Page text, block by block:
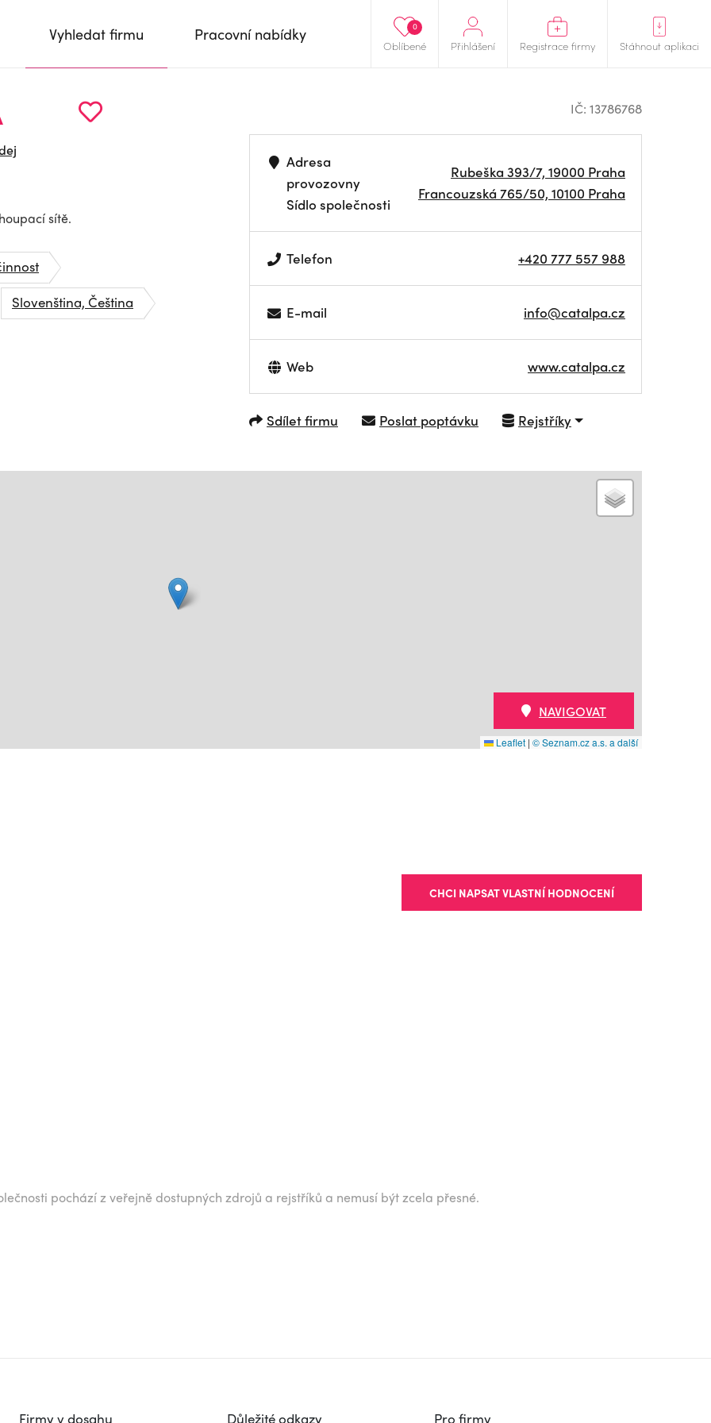
Oblíbené
0
Přihlášení Registrace firmy Stáhnout aplikaci
Vyhledat firmu Pracovní nabídky
sítě.
Slovenština, Čeština
IČ: 13786768
Adresa
provozovny
Sídlo společnosti
Rubeška 393/7, 19000 Praha
Francouzská 765/50, 10100 Praha
Telefon +420 777 557 988
E-mail info@catalpa.cz
Web www.catalpa.cz
Sdílet firmu Poslat poptávku Rejstříky
Leaflet | © Seznam.cz a.s. a další
NAVIGOVAT
CHCI NAPSAT VLASTNÍ HODNOCENÍ
pochází z veřejně dostupných zdrojů a rejstříků a nemusí být zcela přesné.
Firmy v dosahu Důležité odkazy Pro firmy